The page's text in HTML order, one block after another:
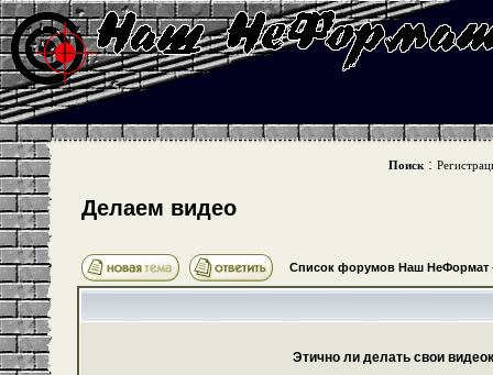
Поиск :
Делаем видео
Список форумов Наш НеФормат
Этично ли делать свои